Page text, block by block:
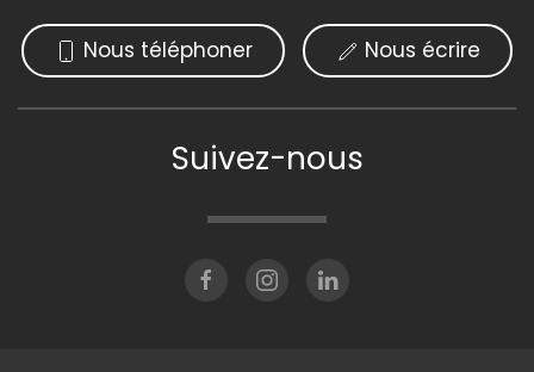
Nous téléphoner Nous écrire
Suivez-nous